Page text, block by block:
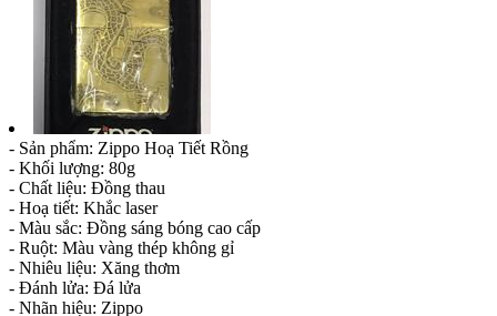
- Sản phẩm: Zippo Hoạ Tiết Rồng
- Khối lượng: 80g
- Chất liệu: Đồng thau
- Hoạ tiết: Khắc laser
- Màu sắc: Đồng sáng bóng cao cấp
- Ruột: Màu vàng thép không gỉ
- Nhiêu liệu: Xăng thơm
- Đánh lửa: Đá lửa
- Nhãn hiệu: Zippo